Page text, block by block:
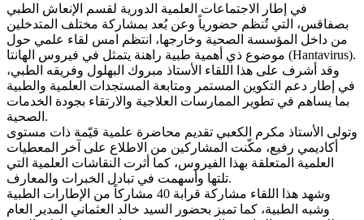
في إطار الاجتماعات العلمية الدورية لقسم الإنعاش الطبي
بصفاقس، التي تُنظم حضورياً وعن بُعد بمشاركة مختلف المتدخلين
من داخل المؤسسة الصحية وخارجها، انتظم امس لقاء علمي حول
موضوع ذي أهمية طبية راهنة يتمثل في فيروس الهانتا (Hantavirus).
وقد أشرف على هذا اللقاء الأستاذ مبروك البهلول وفريقه الطبي،
في إطار دعم التكوين المستمر ومتابعة المستجدات العلمية والطبية
بما يساهم في تطوير الممارسات العلاجية والارتقاء بجودة الخدمات
الصحية.
وتولى الأستاذ مكرم الكعبي تقديم محاضرة علمية قيّمة ذات مستوى
أكاديمي رفيع، مكّنت المشاركين من الاطلاع على آخر المعطيات
العلمية المتعلقة بهذا الفيروس، كما أثرت النقاشات العلمية التي
تلتها وأسهمت في تبادل الخبرات والمعارف.
وشهد هذا اللقاء مشاركة قرابة 40 مشاركاً من الإطارات الطبية
وشبه الطبية، كما تميز بحضور السيد خالد العثماني المدير العام